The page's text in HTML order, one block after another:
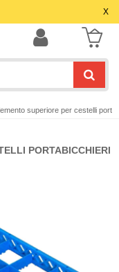
X
superiore per cestelli
PORTABICCHIERI